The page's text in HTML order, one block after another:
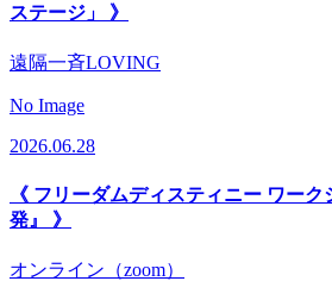
ステージ」 》
遠隔一斉LOVING
No Image
2026.06.28
《 フリーダムディスティニー ワー
発』 》
オンライン（zoom）